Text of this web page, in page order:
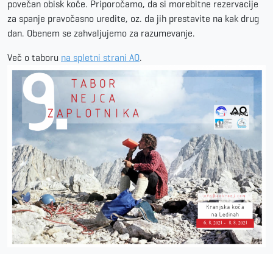
povečan obisk koče. Priporočamo, da si morebitne rezervacije
za spanje pravočasno uredite, oz. da jih prestavite na kak drug
dan. Obenem se zahvaljujemo za razumevanje.
Več o taboru na spletni strani AO.